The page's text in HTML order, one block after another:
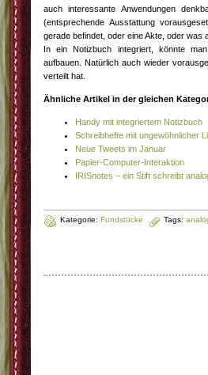
auch interessante Anwendungen
(entsprechende Ausstattung
gerade befindet, oder eine Akte, oder was
In ein Notizbuch integriert, könnte
aufbauen. Natürlich auch wieder
verteilt hat.
Ähnliche Artikel in der gleichen
Handy mit integriertem Notizbuch
Schreibhefte mit ungewöhnlicher
Neue Tweets im Januar
Papier-Computer-Interaktion
IRISnotes – ein Stift schreibt
Kategorie: Fundstücke Tags: